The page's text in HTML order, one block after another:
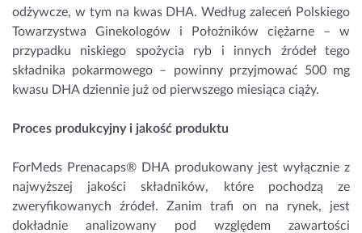
odżywcze, w tym na kwas DHA. Według zaleceń Polskiego
Towarzystwa Ginekologów i Położników ciężarne – w
przypadku niskiego spożycia ryb i innych źródeł tego
składnika pokarmowego – powinny przyjmować 500 mg
kwasu DHA dziennie już od pierwszego miesiąca ciąży.
Proces produkcyjny i jakość produktu
ForMeds Prenacaps® DHA produkowany jest wyłącznie z
najwyższej jakości składników, które pochodzą ze
zweryfikowanych źródeł. Zanim trafi on na rynek, jest
dokładnie analizowany pod względem zawartości